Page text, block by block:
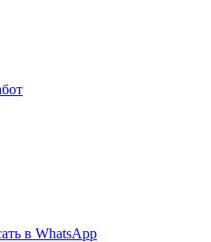
в WhatsApp